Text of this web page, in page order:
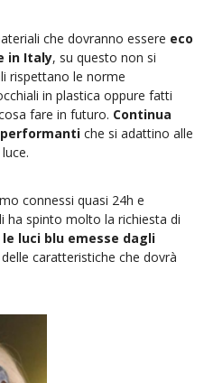
che dovranno essere eco
in Italy, su questo non si
rispettano le norme
in plastica oppure fatti
fare in futuro. Continua
che si adattino alle
connessi quasi 24h e
ha spinto molto la richiesta di
luci blu emesse dagli
caratteristiche che dovrà